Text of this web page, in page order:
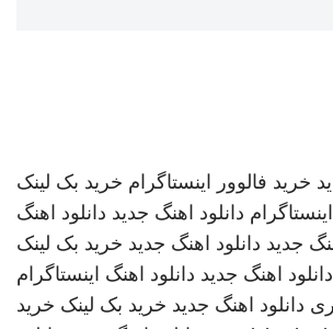
خرید فالوور اینستاگرام خرید بک لینک
دانلود اهنگ جدید دانلود اهنگ
جدید دانلود اهنگ جدید خرید بک لینک
دانلود اهنگ جدید دانلود اهنگ اینستاگرام
دانلود اهنگ جدید خرید بک لینک خرید